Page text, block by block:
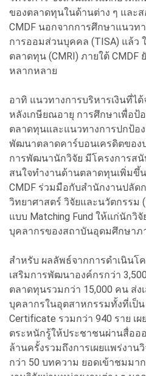
ของตลาดทุนในด้านต่าง ๆ และ
CMDF นอกจากการศึกษาแนว
การออมส่วนบุคคล (TISA) แล้ว
ตลาดทุน (CMRI) ภายใต้
หลากหลาย
อาทิ แนวทางการบริหารเงินที่ไ
หลังเกษียณอายุ การศึกษาเพื่อ
ตลาดทุนและแนวทางการปกป้อ
พัฒนาตลาดคาร์บอนเครดิตของ
การพัฒนานักวิจัย มีโครงการส
สนใจทำงานด้านตลาดทุนเพิ่มขึ้น
CMDF ร่วมมือกับสำนักงานปลัด
วิทยาศาสตร์ วิจัยและนวัตกรรม
แบบ Matching Fund ให้แก่นัก
บุคลากรของสถาบันอุดมศึกษาภ
สำหรับ ผลลัพธ์จากการดำเนินโ
เสริมการพัฒนาองค์กรกว่า
ตลาดทุนรวมกว่า 15,000 คน ส่ง
บุคลากรในอุตสาหกรรมทั้งที่เป็น
Certificate รวมกว่า 940 ราย เ
ตระหนักรู้ให้ประชาชนผ่านสื่ออ
ล้านครั้งรวมถึงการเผยแพร่งาน
กว่า 50 บทความ ยอดเข้าชมมาก